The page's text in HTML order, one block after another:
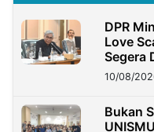
DPR
Love
Segera
10/08/
Bukan